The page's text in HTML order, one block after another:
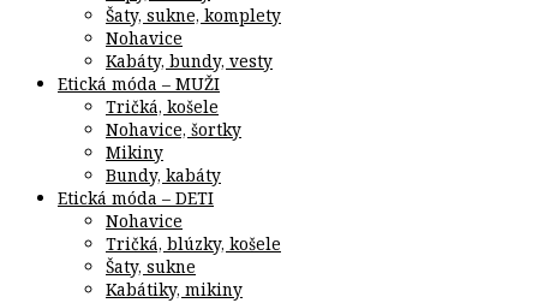
Šaty, sukne, komplety
Nohavice
Kabáty, bundy, vesty
Etická móda – MUŽI
Tričká, košele
Nohavice, šortky
Mikiny
Bundy, kabáty
Etická móda – DETI
Nohavice
Tričká, blúzky, košele
Šaty, sukne
Kabátiky, mikiny